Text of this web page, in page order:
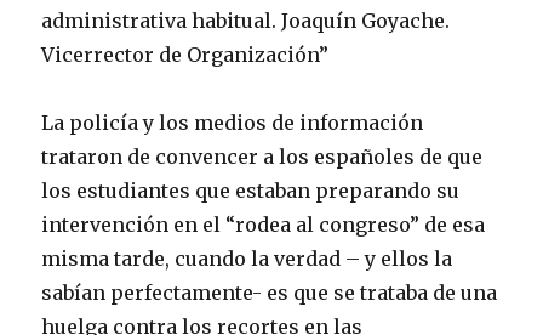
administrativa habitual. Joaquín Goyache.
Vicerrector de Organización”
La policía y los medios de información
trataron de convencer a los españoles de que
los estudiantes que estaban preparando su
intervención en el “rodea al congreso” de esa
misma tarde, cuando la verdad – y ellos la
sabían perfectamente- es que se trataba de una
huelga contra los recortes en las